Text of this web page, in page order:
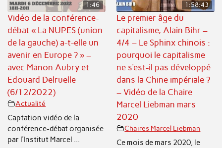
1:46
Vidéo de la conférence-
débat « La NUPES (union
de la gauche) a-t-elle un
avenir en Europe ? » –
avec Manon Aubry et
Edouard Delruelle
(6/12/2022)
Actualité
Captation vidéo de la
conférence-débat organisée
par l’Institut Marcel ...
1:58:43
Le premier âge du
capitalisme, Alain Bihr –
4/4 – Le Sphinx chinois :
pourquoi le capitalisme
ne s’est-il pas développé
dans la Chine impériale ?
– Vidéo de la Chaire
Marcel Liebman mars
2020
Chaires Marcel Liebman
Ce mois de mars 2020, le